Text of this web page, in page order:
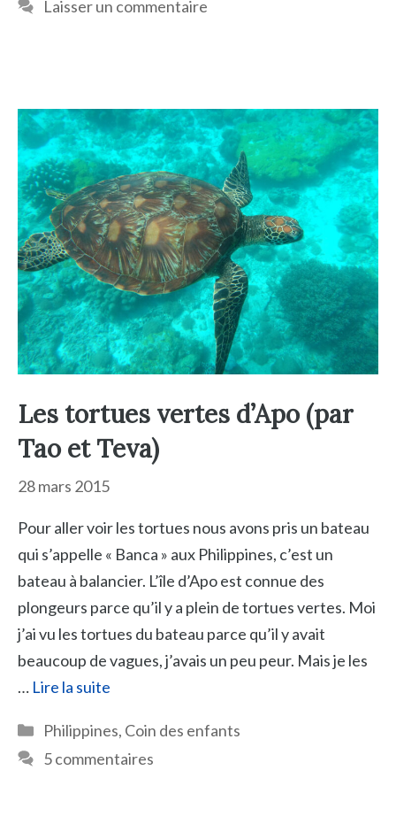
Laisser un commentaire
Les tortues vertes d’Apo (par
Tao et Teva)
28 mars 2015
Pour aller voir les tortues nous avons pris un bateau
qui s’appelle « Banca » aux Philippines, c’est un
bateau à balancier. L’île d’Apo est connue des
plongeurs parce qu’il y a plein de tortues vertes. Moi
j’ai vu les tortues du bateau parce qu’il y avait
beaucoup de vagues, j’avais un peu peur. Mais je les
… Lire la suite
Catégories
Philippines, Coin des enfants
5 commentaires